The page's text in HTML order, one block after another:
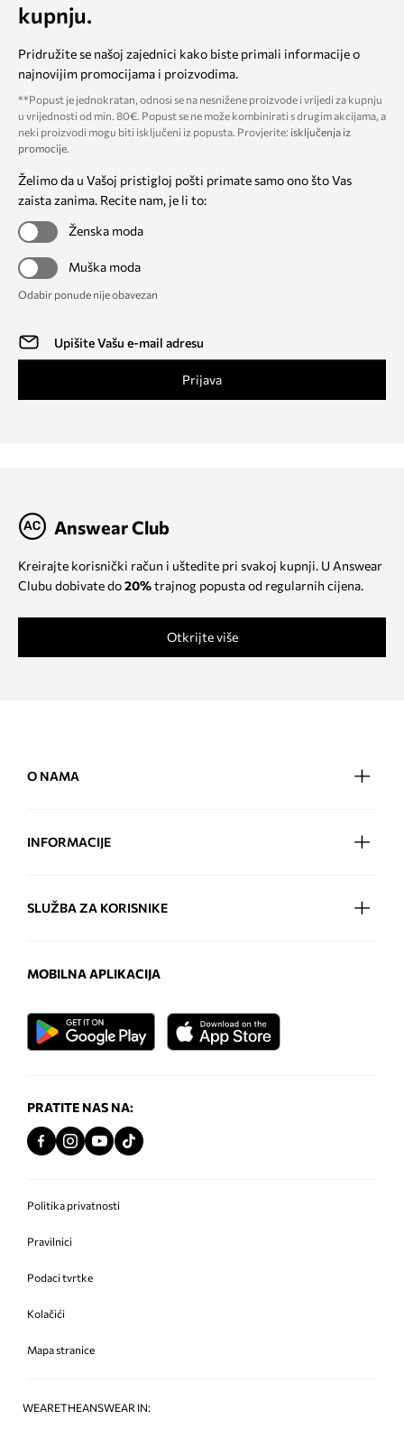
kupnju.
Pridružite se našoj zajednici kako biste primali informacije o
najnovijim promocijama i proizvodima.
**Popust je jednokratan, odnosi se na nesnižene proizvode i vrijedi za kupnju
u vrijednosti od min. 80€. Popust se ne može kombinirati s drugim akcijama, a
neki proizvodi mogu biti isključeni iz popusta. Provjerite: isključenja iz
promocije
Želimo da u Vašoj pristigloj pošti primate samo ono što Vas
zaista zanima. Recite nam, je li to:
Ženska moda
Muška moda
Odabir ponude nije obavezan
Prijava
Answear Club
Kreirajte korisnički račun i uštedite pri svakoj kupnji. U Answear
Clubu dobivate do20%trajnog popusta od regularnih cijena.
Otkrijte više
O NAMA
INFORMACIJE
SLUŽBA ZA KORISNIKE
MOBILNA APLIKACIJA
PRATITE NAS NA:
Politika privatnosti
Pravilnici
Podaci tvrtke
Kolačići
Mapa stranice
WEARETHEANSWEAR IN: